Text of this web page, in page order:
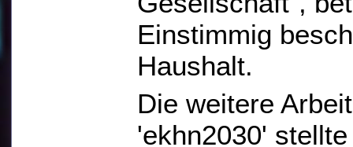
Einstimmig
Haushalt.
Die weitere
'ekhn2030'